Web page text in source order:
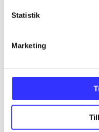
Statistik
Marketing
...
...